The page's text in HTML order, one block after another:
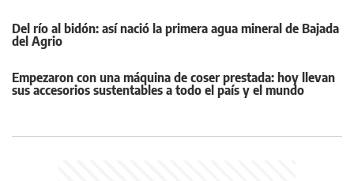
Del río al bidón: así nació la primera agua mineral de Bajada
del Agrio
Empezaron con una máquina de coser prestada: hoy llevan
sus accesorios sustentables a todo el país y el mundo